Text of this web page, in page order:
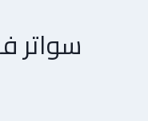
سواتر